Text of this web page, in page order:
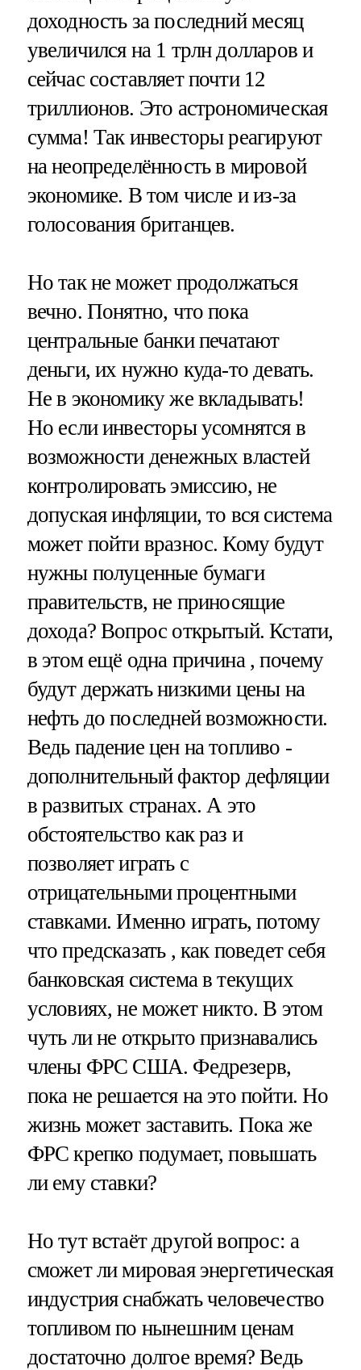
доходность за последний месяц
увеличился на 1 трлн долларов и
сейчас составляет почти 12
триллионов. Это астрономическая
сумма! Так инвесторы реагируют
на неопределённость в мировой
экономике. В том числе и из-за
голосования британцев.
Но так не может продолжаться
вечно. Понятно, что пока
центральные банки печатают
деньги, их нужно куда-то девать.
Не в экономику же вкладывать!
Но если инвесторы усомнятся в
возможности денежных властей
контролировать эмиссию, не
допуская инфляции, то вся система
может пойти вразнос. Кому будут
нужны полуценные бумаги
правительств, не приносящие
дохода? Вопрос открытый. Кстати,
в этом ещё одна причина , почему
будут держать низкими цены на
нефть до последней возможности.
Ведь падение цен на топливо -
дополнительный фактор дефляции
в развитых странах. А это
обстоятельство как раз и
позволяет играть с
отрицательными процентными
ставками. Именно играть, потому
что предсказать , как поведет себя
банковская система в текущих
условиях, не может никто. В этом
чуть ли не открыто признавались
члены ФРС США. Федрезерв,
пока не решается на это пойти. Но
жизнь может заставить. Пока же
ФРС крепко подумает, повышать
ли ему ставки?
Но тут встаёт другой вопрос: а
сможет ли мировая энергетическая
индустрия снабжать человечество
топливом по нынешним ценам
достаточно долгое время? Ведь